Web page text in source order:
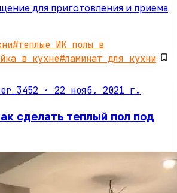
для приготовления и приема
#теплые ИК полы в
в кухне#ламинат для кухни
· 22 нояб. 2021 г.
сделать теплый пол под